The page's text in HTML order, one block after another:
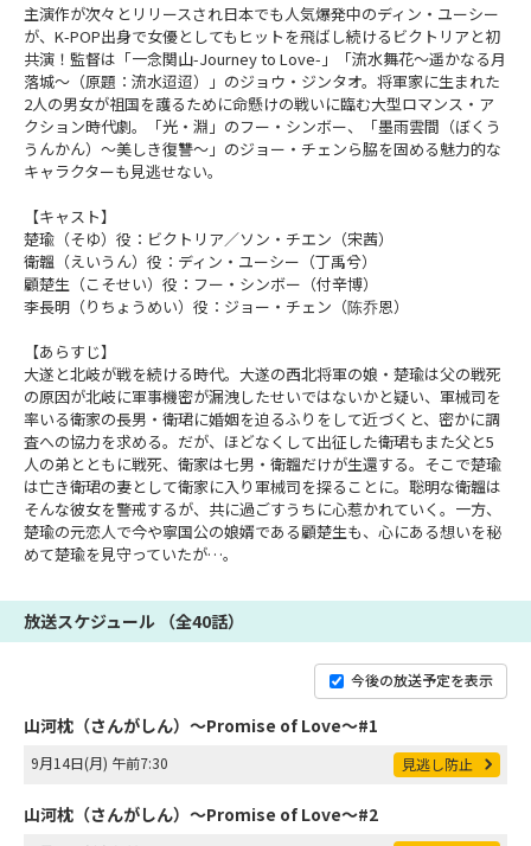
主演作が次々とリリースされ日本でも人気爆発中のディン・ユーシー
が、K-POP出身で女優としてもヒットを飛ばし続けるビクトリアと初
共演！監督は「一念関山-Journey to Love-」「流水舞花～遥かなる月
落城～（原題：流水迢迢）」のジョウ・ジンタオ。将軍家に生まれた
2人の男女が祖国を護るために命懸けの戦いに臨む大型ロマンス・ア
クション時代劇。「光・淵」のフー・シンボー、「墨雨雲間（ぼくう
うんかん）～美しき復讐～」のジョー・チェンら脇を固める魅力的な
キャラクターも見逃せない。
【キャスト】
楚瑜（そゆ）役：ビクトリア／ソン・チエン（宋茜）
衛韞（えいうん）役：ディン・ユーシー（丁禹兮）
顧楚生（こそせい）役：フー・シンボー（付辛博）
李長明（りちょうめい）役：ジョー・チェン（陈乔恩）
【あらすじ】
大遂と北岐が戦を続ける時代。大遂の西北将軍の娘・楚瑜は父の戦死
の原因が北岐に軍事機密が漏洩したせいではないかと疑い、軍械司を
率いる衛家の長男・衛珺に婚姻を迫るふりをして近づくと、密かに調
査への協力を求める。だが、ほどなくして出征した衛珺もまた父と5
人の弟とともに戦死、衛家は七男・衛韞だけが生還する。そこで楚瑜
は亡き衛珺の妻として衛家に入り軍械司を探ることに。聡明な衛韞は
そんな彼女を警戒するが、共に過ごすうちに心惹かれていく。一方、
楚瑜の元恋人で今や寧国公の娘婿である顧楚生も、心にある想いを秘
めて楚瑜を見守っていたが…。
放送スケジュール （全40話）
今後の放送予定を表示
山河枕（さんがしん）～Promise of Love～#1
9月14日(月) 午前7:30 見逃し防止
山河枕（さんがしん）～Promise of Love～#2